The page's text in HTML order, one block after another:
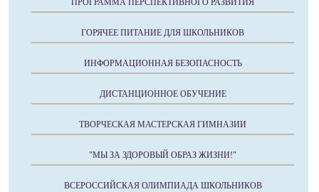
ПРОГРАММА ПЕРСПЕКТИВНОГО РАЗВИТИЯ
ГОРЯЧЕЕ ПИТАНИЕ ДЛЯ ШКОЛЬНИКОВ
ИНФОРМАЦИОННАЯ БЕЗОПАСНОСТЬ
ДИСТАНЦИОННОЕ ОБУЧЕНИЕ
ТВОРЧЕСКАЯ МАСТЕРСКАЯ ГИМНАЗИИ
"МЫ ЗА ЗДОРОВЫЙ ОБРАЗ ЖИЗНИ!"
ВСЕРОССИЙСКАЯ ОЛИМПИАДА ШКОЛЬНИКОВ